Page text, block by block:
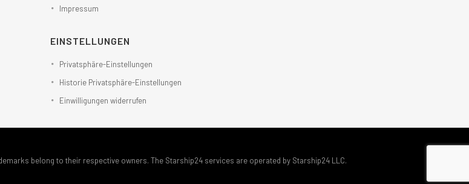
Impressum
EINSTELLUNGEN
Privatsphäre-Einstellungen
Historie Privatsphäre-Einstellungen
Einwilligungen widerrufen
belong to their respective owners. The Starship24 services are operated by Starship24 LLC.